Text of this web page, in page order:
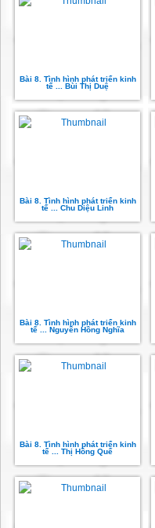
Bài 8. Tình hình phát triển kinh
tế ... Bùi Thị Duệ
Bài 8. Tình hình phát triển kinh
tế ... Chu Diệu Linh
Bài 8. Tình hình phát triển kinh
tế ... Nguyễn Hồng Nghĩa
Bài 8. Tình hình phát triển kinh
tế ... Thị Hồng Quế